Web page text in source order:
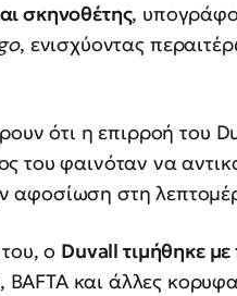
σκηνοθέτης,
, ενισχύοντας
ότι η επιρροή του
του φαινόταν να
αφοσίωση στη
ο Duvall τιμήθηκε
και άλλες